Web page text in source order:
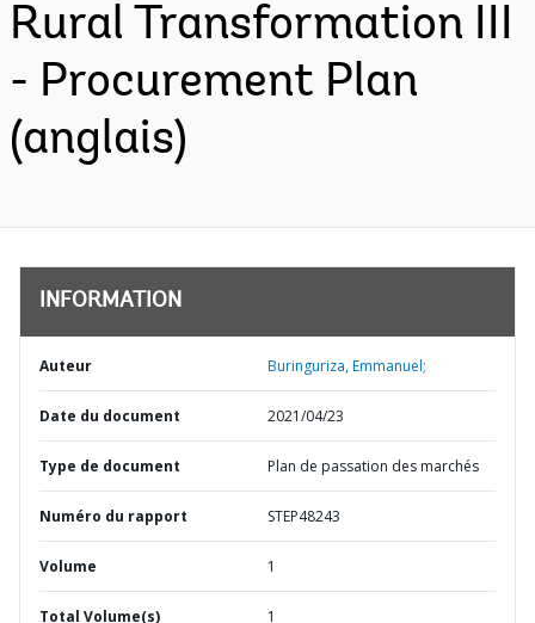
Rural Transformation III
- Procurement Plan
(anglais)
INFORMATION
Auteur Buringuriza, Emmanuel;
Date du document 2021/04/23
Type de document Plan de passation des marchés
Numéro du rapport STEP48243
Volume 1
Total Volume(s) 1